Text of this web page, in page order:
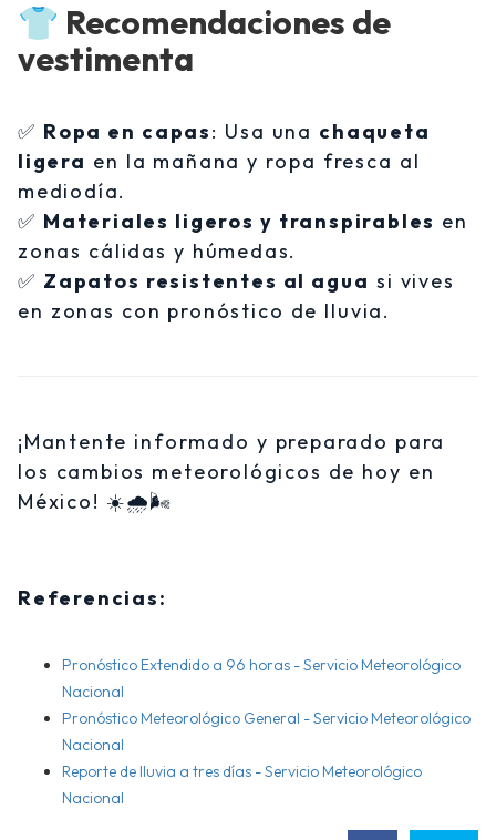
👕 Recomendaciones de
vestimenta
✅ Ropa en capas: Usa una chaqueta
ligera en la mañana y ropa fresca al
mediodía.
✅ Materiales ligeros y transpirables en
zonas cálidas y húmedas.
✅ Zapatos resistentes al agua si vives
en zonas con pronóstico de lluvia.
¡Mantente informado y preparado para
los cambios meteorológicos de hoy en
México! ☀️🌧️🌬️
Referencias:
Pronóstico Extendido a 96 horas - Servicio Meteorológico
Nacional
Pronóstico Meteorológico General - Servicio Meteorológico
Nacional
Reporte de lluvia a tres días - Servicio Meteorológico
Nacional